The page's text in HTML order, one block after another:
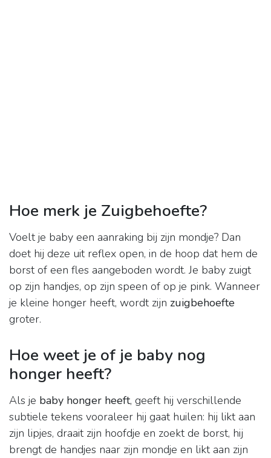
Hoe merk je Zuigbehoefte?
Voelt je baby een aanraking bij zijn mondje? Dan
doet hij deze uit reflex open, in de hoop dat hem de
borst of een fles aangeboden wordt. Je baby zuigt
op zijn handjes, op zijn speen of op je pink. Wanneer
je kleine honger heeft, wordt zijn zuigbehoefte
groter.
Hoe weet je of je baby nog
honger heeft?
Als je baby honger heeft, geeft hij verschillende
subtiele tekens vooraleer hij gaat huilen: hij likt aan
zijn lipjes, draait zijn hoofdje en zoekt de borst, hij
brengt de handjes naar zijn mondje en likt aan zijn